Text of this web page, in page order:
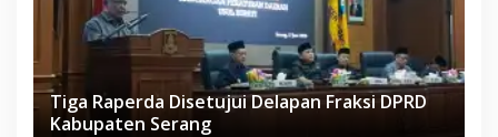
Tiga Raperda Disetujui Delapan Fraksi DPRD
Kabupaten Serang